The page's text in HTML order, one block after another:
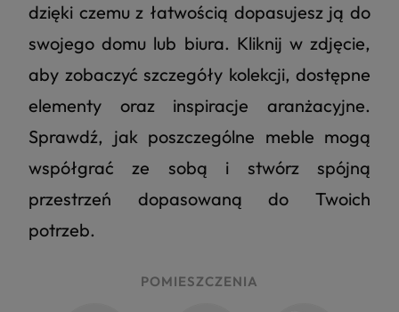
dzięki czemu z łatwością dopasujesz ją do
swojego domu lub biura. Kliknij w zdjęcie,
aby zobaczyć szczegóły kolekcji, dostępne
elementy oraz inspiracje aranżacyjne.
Sprawdź, jak poszczególne meble mogą
współgrać ze sobą i stwórz spójną
przestrzeń dopasowaną do Twoich
potrzeb.
POMIESZCZENIA